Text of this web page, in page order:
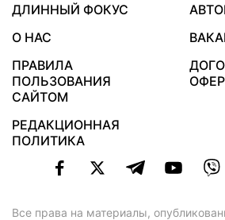
ДЛИННЫЙ ФОКУС
О НАС
ПРАВИЛА
ПОЛЬЗОВАНИЯ
САЙТОМ
РЕДАКЦИОННАЯ
ПОЛИТИКА
Все права на материалы,